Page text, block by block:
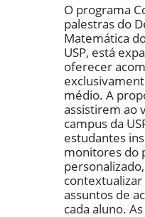
O programa
palestras do
Matemática
USP, está
oferecer
médio. A
assistirem ao
campus da
estudantes
monitores do
assuntos de
cada aluno.